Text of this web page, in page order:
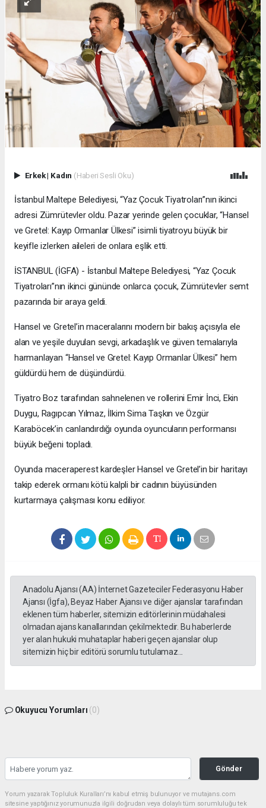
Erkek| Kadın (Haberi Sesli Oku)
İstanbul Maltepe Belediyesi, “Yaz Çocuk Tiyatroları”nın ikinci
adresi Zümrütevler oldu. Pazar yerinde gelen çocuklar, “Hansel
ve Gretel: Kayıp Ormanlar Ülkesi” isimli tiyatroyu büyük bir
keyifle izlerken aileleri de onlara eşlik etti.
İSTANBUL (İGFA) - İstanbul Maltepe Belediyesi, “Yaz Çocuk
Tiyatroları”nın ikinci gününde onlarca çocuk, Zümrütevler semt
pazarında bir araya geldi.
Hansel ve Gretel’in maceralarını modern bir bakış açısıyla ele
alan ve yeşile duyulan sevgi, arkadaşlık ve güven temalarıyla
harmanlayan “Hansel ve Gretel: Kayıp Ormanlar Ülkesi” hem
güldürdü hem de düşündürdü.
Tiyatro Boz tarafından sahnelenen ve rollerini Emir İnci, Ekin
Duygu, Ragıpcan Yılmaz, İlkim Sima Taşkın ve Özgür
Karaböcek’in canlandırdığı oyunda oyuncuların performansı
büyük beğeni topladı.
Oyunda maceraperest kardeşler Hansel ve Gretel’in bir haritayı
takip ederek ormanı kötü kalpli bir cadının büyüsünden
kurtarmaya çalışması konu ediliyor.
Anadolu Ajansı (AA) İnternet Gazeteciler Federasyonu Haber
Ajansı (İgfa), Beyaz Haber Ajansı ve diğer ajanslar tarafından
eklenen tüm haberler, sitemizin editörlerinin müdahalesi
olmadan ajans kanallarından çekilmektedir. Bu haberlerde
yer alan hukuki muhataplar haberi geçen ajanslar olup
sitemizin hiç bir editörü sorumlu tutulamaz...
Okuyucu Yorumları (0)
Gönder
Yorum yazarak Topluluk Kuralları’nı kabul etmiş bulunuyor ve mutajans.com
sitesine yaptığınız yorumunuzla ilgili doğrudan veya dolaylı tüm sorumluluğu tek